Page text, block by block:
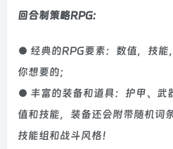
回合制策略RPG:
● 经典的RPG要素：数值，技
你想要的；
● 丰富的装备和道具：护甲、
值和技能，装备还会附带随机词
技能组和战斗风格！